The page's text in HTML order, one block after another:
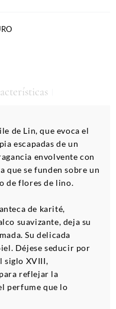
de Lin, que evoca el
escapadas de un
envolvente con
que se funden sobre un
de flores de lino.
de karité,
suavizante, deja su
Su delicada
Déjese seducir por
siglo XVIII,
reflejar la
perfume que lo